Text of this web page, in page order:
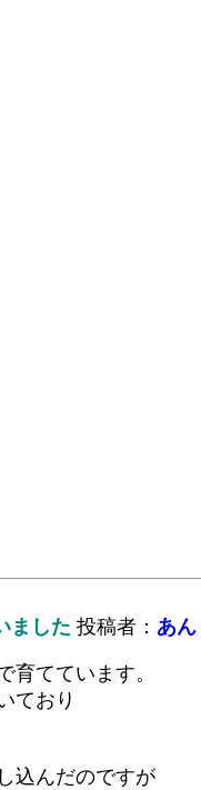
ました 投稿者： あん
育てています。
ており
込んだのですが